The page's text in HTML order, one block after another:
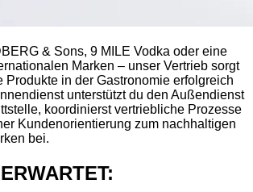
& Sons, 9 MILE Vodka oder eine
Marken – unser Vertrieb sorgt
Produkte in der Gastronomie erfolgreich
unterstützt du den Außendienst
koordinierst vertriebliche Prozesse
Kundenorientierung zum nachhaltigen
bei.